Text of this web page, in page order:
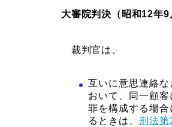
大審院判決（昭和12年9
裁判官は、
互いに意思連絡
おいて、同一顧
罪を構成する場
るときは、 刑法第